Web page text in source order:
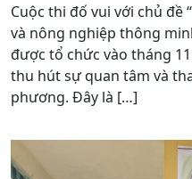
Cuộc thi đố vui với chủ đề
và nông nghiệp thông
được tổ chức vào tháng
thu hút sự quan tâm và
phương. Đây là […]